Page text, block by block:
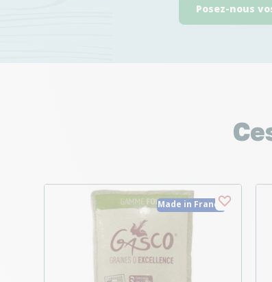
Posez-nous
Made in France